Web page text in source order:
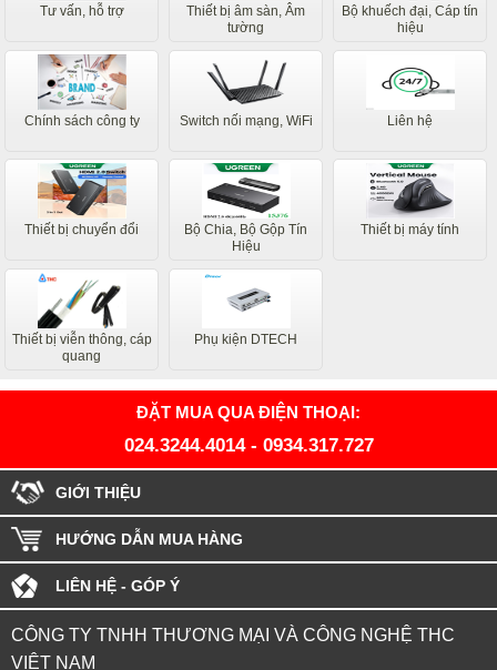
Tư vấn, hỗ trợ
Thiết bị âm sàn, Âm
tường
Bộ khuếch đại, Cáp tín
hiệu
Chính sách công ty Switch nối mạng, WiFi Liên hệ
Thiết bị chuyển đổi
Bộ Chia, Bộ Gộp Tín
Hiệu
Thiết bị máy tính
Thiết bị viễn thông, cáp
quang
Phụ kiện DTECH
ĐẶT MUA QUA ĐIỆN THOẠI:
024.3244.4014- 0934.317.727
GIỚI THIỆU
HƯỚNG DẪN MUA HÀNG
LIÊN HỆ - GÓP Ý
CÔNG TY TNHH THƯƠNG MẠI VÀ CÔNG NGHỆ THC
VIỆT NAM